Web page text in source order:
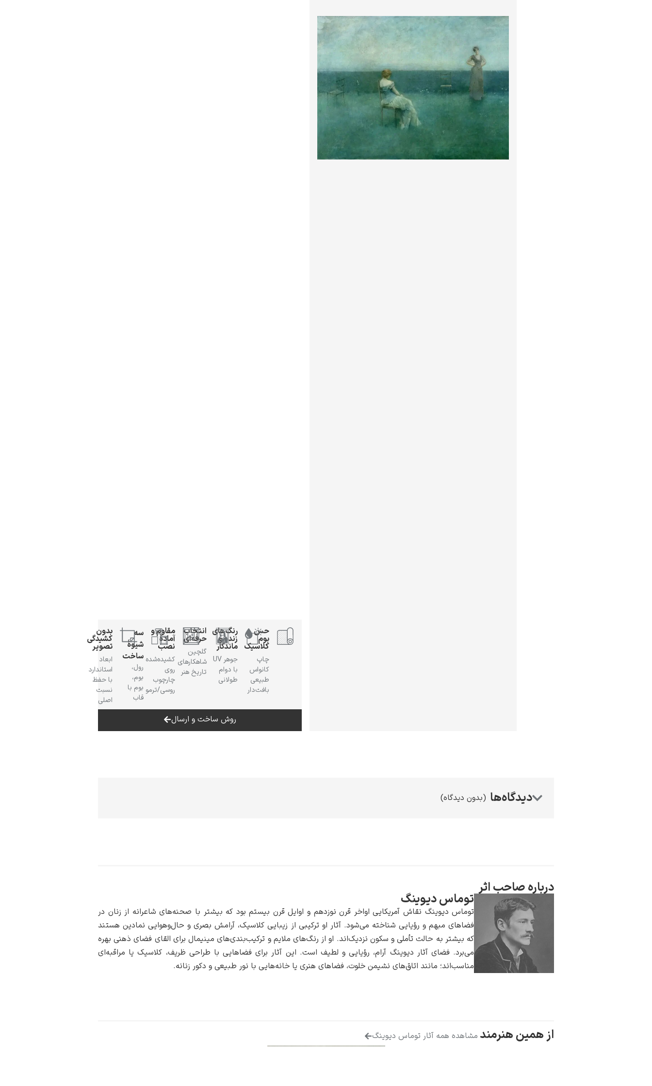
پیر آگوست رنوآر
پل سزان
حس
بوم
کلاسیک
چاپ
کانواس
طبیعی
بافت‌دار
رنگ‌های
زنده و
ماندگار
جوهر UV
با دوام
طولانی
انتخاب
حرفه‌ای
گلچین
شاهکارهای
تاریخ هنر
مقاوم و
آمادهٔ
نصب
کشیده‌شده
روی
چارچوب
روسی/ترمو
سه
شیوهٔ
ساخت
رول،
بوم،
بوم با
قاب
بدون
کشیدگی
تصویر
ابعاد
استاندارد
با حفظ
نسبت
اصلی
روش ساخت و ارسال
(بدون دیدگاه)
درباره صاحب اثر
توماس دیوینگ
توماس دیوینگ نقاش آمریکایی اواخر قرن نوزدهم و اوایل قرن بیستم بود که بیشتر با صحنه‌های شاعرانه از زنان در
فضاهای مبهم و رؤیایی شناخته می‌شود. آثار او ترکیبی از زیبایی کلاسیک، آرامش بصری و حال‌وهوایی نمادین هستند
که بیشتر به حالت تأملی و سکون نزدیک‌اند. او از رنگ‌های ملایم و ترکیب‌بندی‌های مینیمال برای القای فضای ذهنی بهره
می‌برد. فضای آثار دیوینگ آرام، رؤیایی و لطیف است. این آثار برای فضاهایی با طراحی ظریف، کلاسیک یا مراقبه‌ای
مناسب‌اند؛ مانند اتاق‌های نشیمن خلوت، فضاهای هنری یا خانه‌هایی با نور طبیعی و دکور زنانه.
از همین هنرمند مشاهده همه آثار توماس دیوینگ